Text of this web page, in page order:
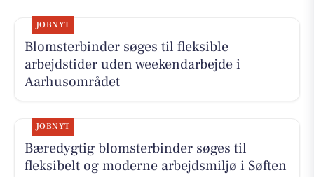
JOBNYT
Blomsterbinder søges til fleksible
arbejdstider uden weekendarbejde i
Aarhusområdet
JOBNYT
Bæredygtig blomsterbinder søges til
fleksibelt og moderne arbejdsmiljø i Søften